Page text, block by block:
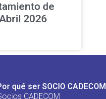
de
2026
qué ser SOCIO CADECOM
CADECOM